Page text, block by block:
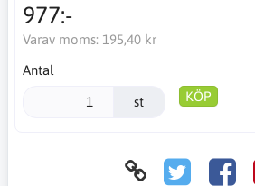
977:-
Varav moms: 195,40 kr
Antal
st KÖP